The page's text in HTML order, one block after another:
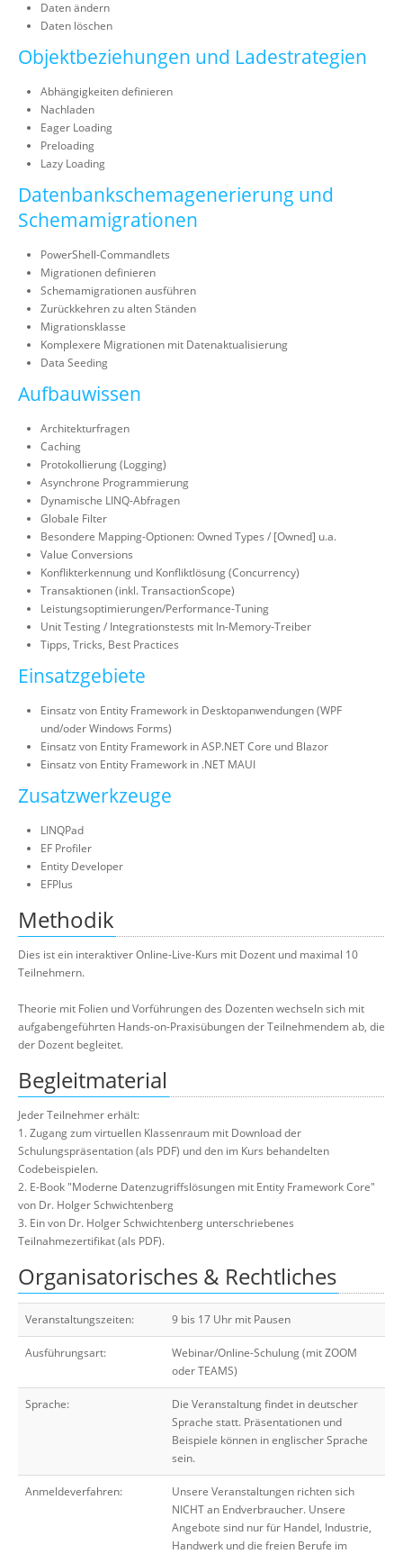
Daten ändern
Daten löschen
Objektbeziehungen und Ladestrategien
Abhängigkeiten definieren
Nachladen
Eager Loading
Preloading
Lazy Loading
Datenbankschemagenerierung und
Schemamigrationen
PowerShell-Commandlets
Migrationen definieren
Schemamigrationen ausführen
Zurückkehren zu alten Ständen
Migrationsklasse
Komplexere Migrationen mit Datenaktualisierung
Data Seeding
Aufbauwissen
Architekturfragen
Caching
Protokollierung (Logging)
Asynchrone Programmierung
Dynamische LINQ-Abfragen
Globale Filter
Besondere Mapping-Optionen: Owned Types / [Owned] u.a.
Value Conversions
Konflikterkennung und Konfliktlösung (Concurrency)
Transaktionen (inkl. TransactionScope)
Leistungsoptimierungen/Performance-Tuning
Unit Testing / Integrationstests mit In-Memory-Treiber
Tipps, Tricks, Best Practices
Einsatzgebiete
Einsatz von Entity Framework in Desktopanwendungen (WPF
und/oder Windows Forms)
Einsatz von Entity Framework in ASP.NET Core und Blazor
Einsatz von Entity Framework in .NET MAUI
Zusatzwerkzeuge
LINQPad
EF Profiler
Entity Developer
EFPlus
Methodik
Dies ist ein interaktiver Online-Live-Kurs mit Dozent und maximal 10
Teilnehmern.
Theorie mit Folien und Vorführungen des Dozenten wechseln sich mit
aufgabengeführten Hands-on-Praxisübungen der Teilnehmendem ab, die
der Dozent begleitet.
Begleitmaterial
Jeder Teilnehmer erhält:
1. Zugang zum virtuellen Klassenraum mit Download der
Schulungspräsentation (als PDF) und den im Kurs behandelten
Codebeispielen.
2. E-Book "Moderne Datenzugriffslösungen mit Entity Framework Core"
von Dr. Holger Schwichtenberg
3. Ein von Dr. Holger Schwichtenberg unterschriebenes
Teilnahmezertifikat (als PDF).
Organisatorisches & Rechtliches
Veranstaltungszeiten: 9 bis 17 Uhr mit Pausen
Ausführungsart:
Webinar/Online-Schulung (mit ZOOM
oder TEAMS)
Sprache:
Die Veranstaltung findet in deutscher
Sprache statt. Präsentationen und
Beispiele können in englischer Sprache
sein.
Anmeldeverfahren:
Unsere Veranstaltungen richten sich
NICHT an Endverbraucher. Unsere
Angebote sind nur für Handel, Industrie,
Handwerk und die freien Berufe im